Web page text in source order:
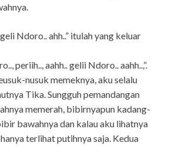
geli Ndoro.. ahh..” itulah yang keluar
periih.., aahh.. gelii Ndoro.. aahh..,”.
nusuk memeknya, aku selalu
Tika. Sungguh pemandangan
memerah, bibirnyapun kadang-
bawahnya dan kalau aku lihatnya
terlihat putihnya saja. Kedua